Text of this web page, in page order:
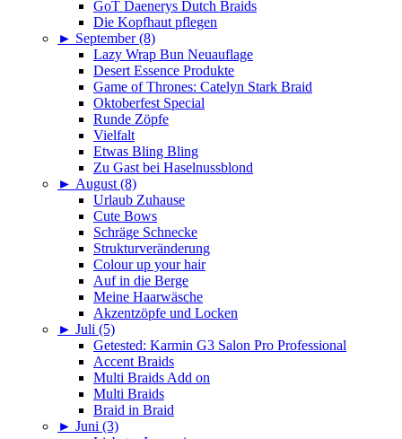
GoT Daenerys Dutch Braids
Die Kopfhaut pflegen
► September (8)
Lazy Wrap Bun Neuauflage
Desert Essence Produkte
Game of Thrones: Catelyn Stark Braid
Oktoberfest Special
Runde Zöpfe
Vielfalt
Etwas Bling Bling
Zu Gast bei Haselnussblond
► August (8)
Urlaub Zuhause
Cute Bows
Schräge Schnecke
Strukturveränderung
Colour up your hair
Auf in die Berge
Meine Haarwäsche
Akzentzöpfe und Locken
► Juli (5)
Getested: Karmin G3 Salon Pro Professional
Accent Braids
Multi Braids Add on
Multi Braids
Braid in Braid
► Juni (3)